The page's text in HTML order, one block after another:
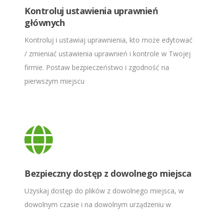
Kontroluj ustawienia uprawnień
głównych
Kontroluj i ustawiaj uprawnienia, kto może edytować
/ zmieniać ustawienia uprawnień i kontrole w Twojej
firmie. Postaw bezpieczeństwo i zgodność na
pierwszym miejscu
Bezpieczny dostęp z dowolnego miejsca
Uzyskaj dostęp do plików z dowolnego miejsca, w
dowolnym czasie i na dowolnym urządzeniu w